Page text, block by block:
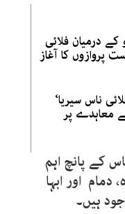
درمیان فلائی
پروازوں کا آغاز
ناس سیریا‘
معاہدے پر
کے پانچ اہم
دمام اور ابہا
ہیں۔